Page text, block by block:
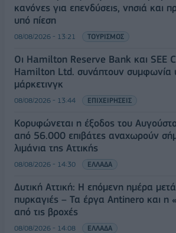
κανόνες για επενδύσεις, νησιά και
υπό πίεση
08/08/2026 - 13:21 ΤΟΥΡΙΣΜΟΣ
Οι Hamilton Reserve Bank και SEE
Hamilton Ltd. συνάπτουν συμφωνία
μάρκετινγκ
08/08/2026 - 13:44 ΕΠΙΧΕΙΡΗΣΕΙΣ
Κορυφώνεται η έξοδος του
από 56.000 επιβάτες αναχωρούν
λιμάνια της Αττικής
08/08/2026 - 14:30 ΕΛΛΑΔΑ
Δυτική Αττική: Η επόμενη ημέρα μετά
πυρκαγιές – Τα έργα Antinero και η
από τις βροχές
08/08/2026 - 14:08 ΕΛΛΑΔΑ